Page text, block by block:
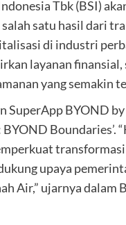
Tbk (BSI)
satu hasil dari
di industri
layanan finansial,
yang semakin
SuperApp BYOND
Boundaries’.
upaya
Air,” ujarnya dalam